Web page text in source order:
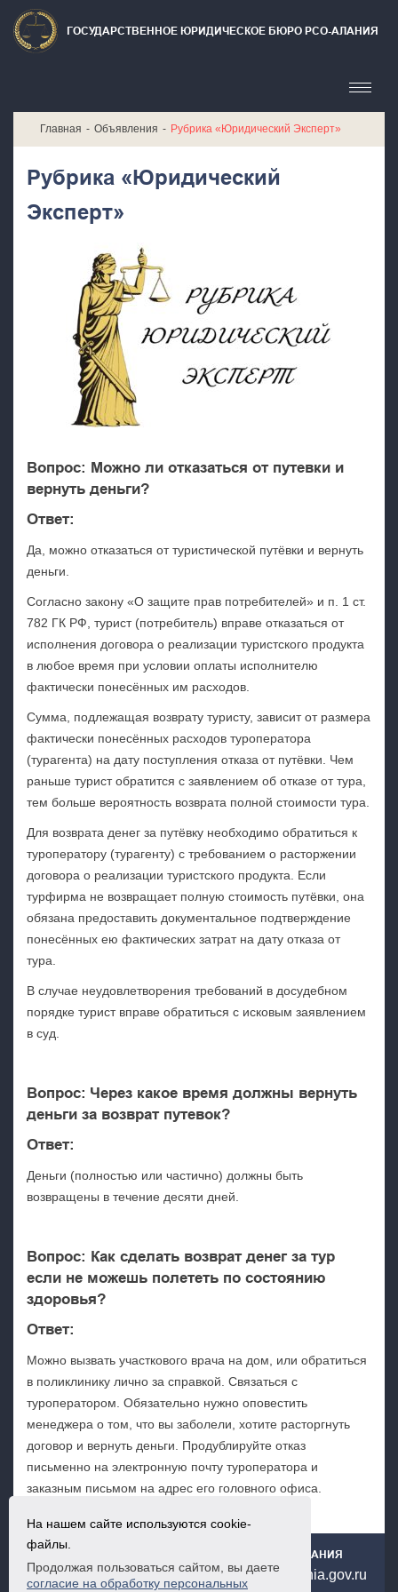
ГОСУДАРСТВЕННОЕ ЮРИДИЧЕСКОЕ БЮРО РСО-АЛАНИЯ
Главная Объявления Рубрика «Юридический Эксперт»
Рубрика «Юридический
Эксперт»
Вопрос: Можно ли отказаться от путевки и
вернуть деньги?
Ответ:
Да, можно отказаться от туристической путёвки и вернуть
деньги.
Согласно закону «О защите прав потребителей» и п. 1 ст.
782 ГК РФ, турист (потребитель) вправе отказаться от
исполнения договора о реализации туристского продукта
в любое время при условии оплаты исполнителю
фактически понесённых им расходов.
Сумма, подлежащая возврату туристу, зависит от размера
фактически понесённых расходов туроператора
(турагента) на дату поступления отказа от путёвки. Чем
раньше турист обратится с заявлением об отказе от тура,
тем больше вероятность возврата полной стоимости тура.
Для возврата денег за путёвку необходимо обратиться к
туроператору (турагенту) с требованием о расторжении
договора о реализации туристского продукта. Если
турфирма не возвращает полную стоимость путёвки, она
обязана предоставить документальное подтверждение
понесённых ею фактических затрат на дату отказа от
тура.
В случае неудовлетворения требований в досудебном
порядке турист вправе обратиться с исковым заявлением
в суд.
Вопрос: Через какое время должны вернуть
деньги за возврат путевок?
Ответ:
Деньги (полностью или частично) должны быть
возвращены в течение десяти дней.
Вопрос: Как сделать возврат денег за тур
если не можешь полететь по состоянию
здоровья?
Ответ:
Можно вызвать участкового врача на дом, или обратиться
в поликлинику лично за справкой. Связаться с
туроператором. Обязательно нужно оповестить
менеджера о том, что вы заболели, хотите расторгнуть
договор и вернуть деньги. Продублируйте отказ
письменно на электронную почту туроператора и
заказным письмом на адрес его головного офиса.
ГОСУДАРСТВЕННОЕ ЮРИДИЧЕСКОЕ БЮРО РСО-АЛАНИЯ
+7(867) 253-65-66 urburo@minsotc.alania.gov.ru
На нашем сайте используются cookie-
файлы.
Продолжая пользоваться сайтом, вы даете
согласие на обработку персональных